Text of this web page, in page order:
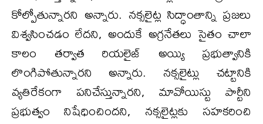
కోల్పోతున్నారని అన్నారు. నక్సలైట్ల సిద్ధాంతాన్ని ప్రజలు
విశ్వసించడం లేదని, అందుకే అగ్రనేతలు సైతం చాలా
కాలం తర్వాత రియలైజ్ అయ్యి ప్రభుత్వానికి
లొంగిపోతున్నారని అన్నారు. నక్సలైట్లు చట్టానికి
వ్యతిరేకంగా పనిచేస్తున్నారని, మావోయిస్టు పార్టీని
ప్రభుత్వం నిషేధించిందని, నక్సలైట్లకు సహకరించి